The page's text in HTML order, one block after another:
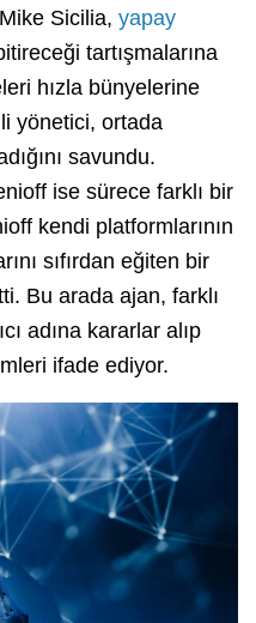
Sicilia, yapay
tartışmalarına
hızla bünyelerine
yönetici, ortada
savundu.
ise sürece farklı bir
kendi platformlarının
sıfırdan eğiten bir
Bu arada ajan, farklı
adına kararlar alıp
ifade ediyor.